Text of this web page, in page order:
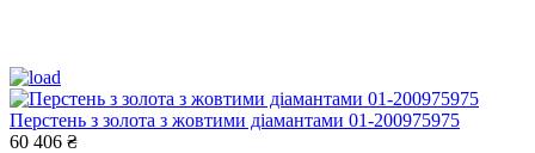
Перстень з золота з жовтими діамантами 01-200975975
60 406 ₴